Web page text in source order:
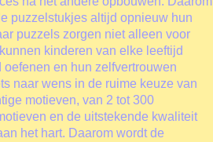
puzzelstukjes altijd opnieuw hun
puzzels zorgen niet alleen voor
kinderen van elke leeftijd
en hun zelfvertrouwen
naar wens in de ruime keuze van
motieven, van 2 tot 300
en de uitstekende kwaliteit
het hart. Daarom wordt de